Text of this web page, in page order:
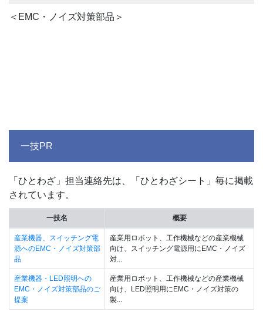
＜EMC・ノイズ対策部品＞
一技PR
「ひとわざ」担当連絡先は、「ひとわざシート」毎に掲載
されています。
一技名 概要
産業機器、スイッチング電
源へのEMC・ノイズ対策部
品
産業用ロボット、工作機械などの産業機械
向け、スイッチング電源用にEMC・ノイズ
対...
産業機器・LED照明への
EMC・ノイズ対策部品のご
提案
産業用ロボット、工作機械などの産業機械
向け、LED照明用にEMC・ノイズ対策の
製...